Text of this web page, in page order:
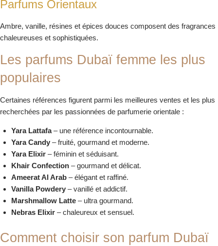
Parfums Orientaux
Ambre, vanille, résines et épices douces composent des fragrances
chaleureuses et sophistiquées.
Les parfums Dubaï femme les plus
populaires
Certaines références figurent parmi les meilleures ventes et les plus
recherchées par les passionnées de parfumerie orientale :
Yara Lattafa– une référence incontournable.
Yara Candy– fruité, gourmand et moderne.
Yara Elixir– féminin et séduisant.
Khair Confection– gourmand et délicat.
Ameerat Al Arab– élégant et raffiné.
Vanilla Powdery– vanillé et addictif.
Marshmallow Latte– ultra gourmand.
Nebras Elixir– chaleureux et sensuel.
Comment choisir son parfum Dubaï